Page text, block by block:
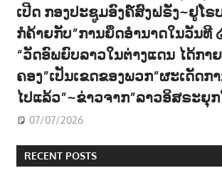
ເປີດ ກອງປະຊູມອົງຄ໌ສົງຝຣັ່ງ~ຢູໂ
ກໍຄ້າຍກັບ”ການຍຶດອຳນາດໃນວັນທີ
“ວັດອົພຍົບລາວໃນຕ່າງແດນ ໄດ້ກາ
ຄອງ”ເປັນເຂດຂອງພວກ”ຜະເດັດ
ໄປແລ້ວ”~ຂ່າວຈາກ”ລາວອິສຣະຍຸ
07/07/2026
RECENT POSTS